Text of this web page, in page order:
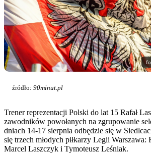
źródło: 90minut.pl
Trener reprezentacji Polski do lat 15 Rafał
zawodników powołanych na zgrupowanie
dniach 14-17 sierpnia odbędzie się w
się trzech młodych piłkarzy Legii Warszawa:
Marcel Laszczyk i Tymoteusz Leśniak.